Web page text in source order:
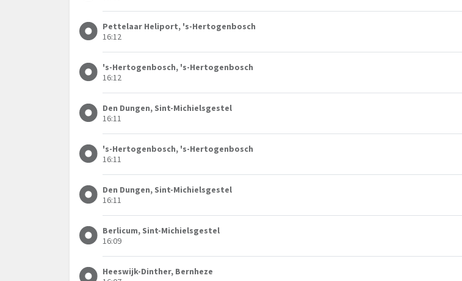
Pettelaar Heliport, 's-Hertogenbosch
16:12
's-Hertogenbosch, 's-Hertogenbosch
16:12
Den Dungen, Sint-Michielsgestel
16:11
's-Hertogenbosch, 's-Hertogenbosch
16:11
Den Dungen, Sint-Michielsgestel
16:11
Berlicum, Sint-Michielsgestel
16:09
Heeswijk-Dinther, Bernheze